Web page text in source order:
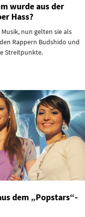
wurde aus der
Hass?
nun gelten sie als
Rappern Budshido und
Streitpunkte.
dem „Popstars“-